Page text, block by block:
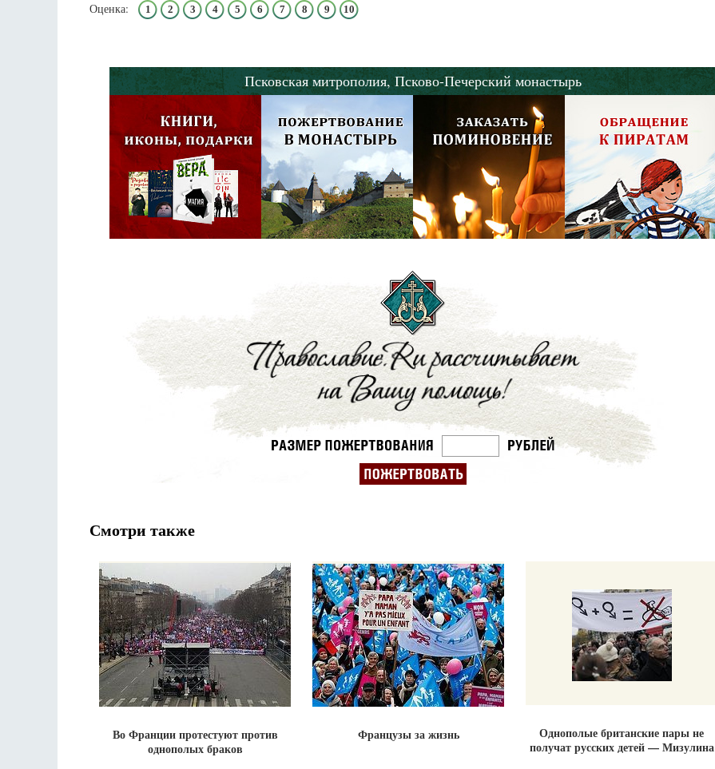
Оценка: 1 2 3 4 5 6 7 8 9 10
Псковская митрополия, Псково-Печерский монастырь
Смотри также
Во Франции протестуют против
однополых браков
Французы за жизнь
Однополые британские пары не
получат русских детей — Мизулина